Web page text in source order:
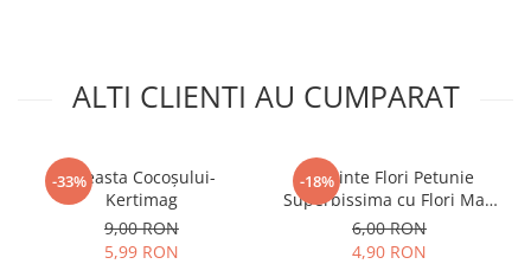
Acumulatori si Incarcatoare
Burghie
Cantare
Centuri/chingi
ALTI CLIENTI AU CUMPARAT
-33%Creasta Cocoșului-
Kertimag
9,00 RON
5,99 RON
-18%
Seminte Flori Petunie
Superbissima cu Flori Mari
0.13g Kertimag - Flori
Gigante Ondulate
6,00 RON
4,90 RON